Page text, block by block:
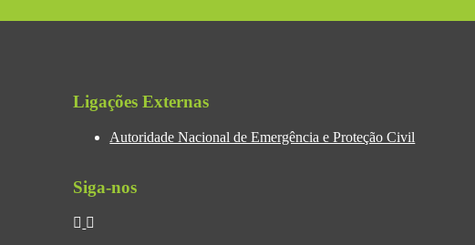
Ligações Externas
Autoridade Nacional de Emergência e Proteção Civil
Siga-nos